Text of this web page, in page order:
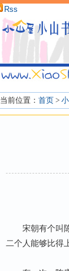
Rss
当前位置： 首页 >
宋朝有个叫陈
二个人能够比得